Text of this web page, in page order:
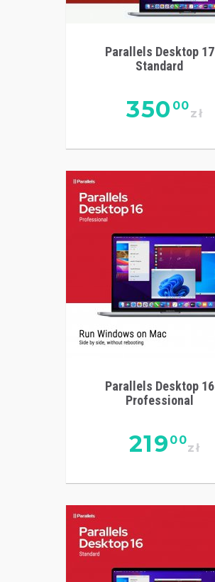
Parallels Desktop 17
Standard
350 00
zł
Parallels Desktop 16
Professional
219 00
zł